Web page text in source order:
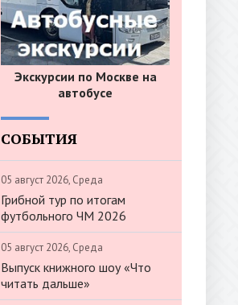
Экскурсии по Москве на
автобусе
СОБЫТИЯ
05 август 2026, Среда
Грибной тур по итогам
футбольного ЧМ 2026
05 август 2026, Среда
Выпуск книжного шоу «Что
читать дальше»